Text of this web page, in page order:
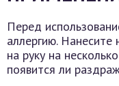
Перед
аллергию.
на руку на
появится ли